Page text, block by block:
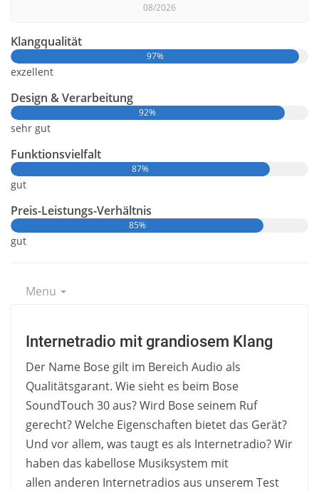
08/2026
Klangqualität
97%
exzellent
Design & Verarbeitung
92%
sehr gut
Funktionsvielfalt
87%
gut
Preis-Leistungs-Verhältnis
85%
gut
Menu
Internetradio mit grandiosem Klang
Der Name Bose gilt im Bereich Audio als
Qualitätsgarant. Wie sieht es beim Bose
SoundTouch 30 aus? Wird Bose seinem Ruf
gerecht? Welche Eigenschaften bietet das Gerät?
Und vor allem, was taugt es als Internetradio? Wir
haben das kabellose Musiksystem mit
allen anderen Internetradios aus unserem Test